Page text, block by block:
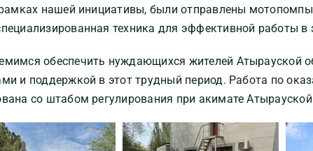
нашей инициативы, были отправлены
техника для эффективной работы в
обеспечить нуждающихся жителей Атырауской
и поддержкой в этот трудный период. Работа по
со штабом регулирования при акимате